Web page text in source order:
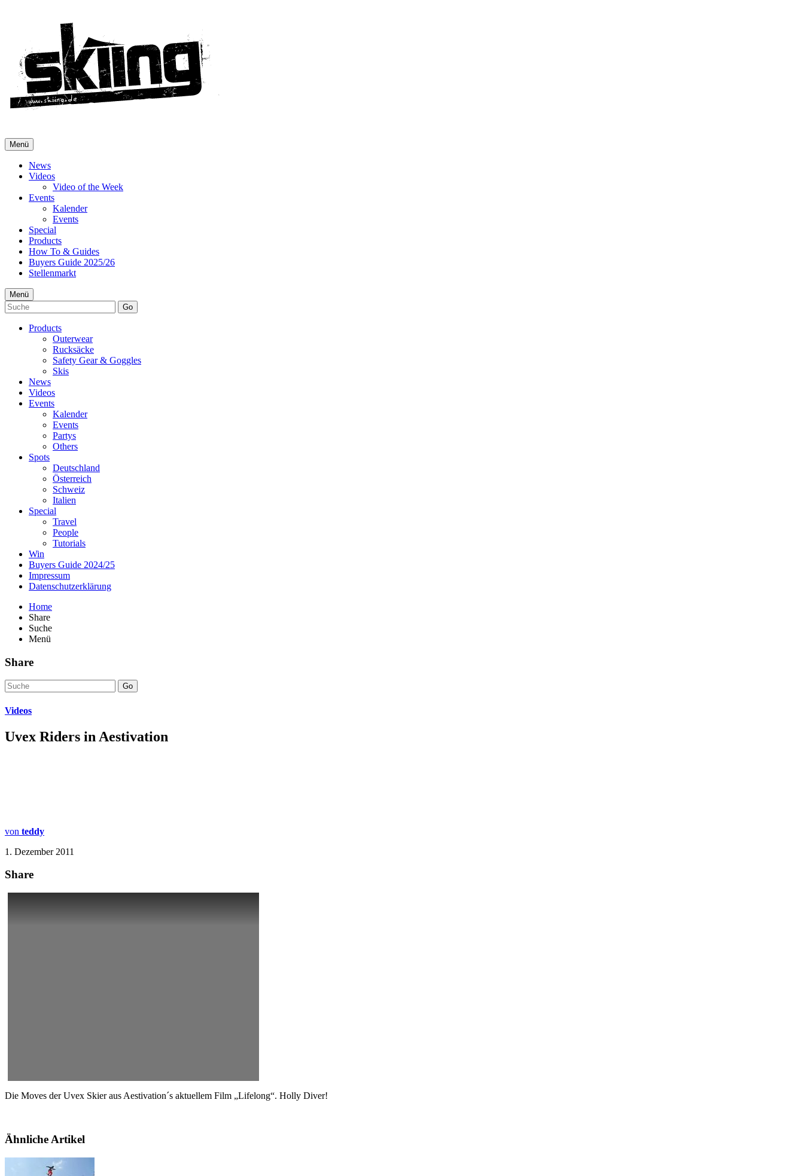
Menü
News
Videos
Video of the Week
Events
Kalender
Events
Special
Products
How To & Guides
Buyers Guide 2025/26
Stellenmarkt
Menü
Go
Products
Outerwear
Rucksäcke
Safety Gear & Goggles
Skis
News
Videos
Events
Kalender
Events
Partys
Others
Spots
Deutschland
Österreich
Schweiz
Italien
Special
Travel
People
Tutorials
Win
Buyers Guide 2024/25
Impressum
Datenschutzerklärung
Home
Share
Suche
Menü
Share
Go
Videos
Uvex Riders in Aestivation
von teddy
1. Dezember 2011
Share
Die Moves der Uvex Skier aus Aestivation´s aktuellem Film „Lifelong“. Holly Diver!
Ähnliche Artikel